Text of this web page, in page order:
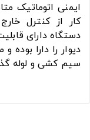
ایمنی اتوماتیک
کار از کنترل
دستگاه دارای
دیوار را دارا
سیم کشی و لوله گذاری تا عمق